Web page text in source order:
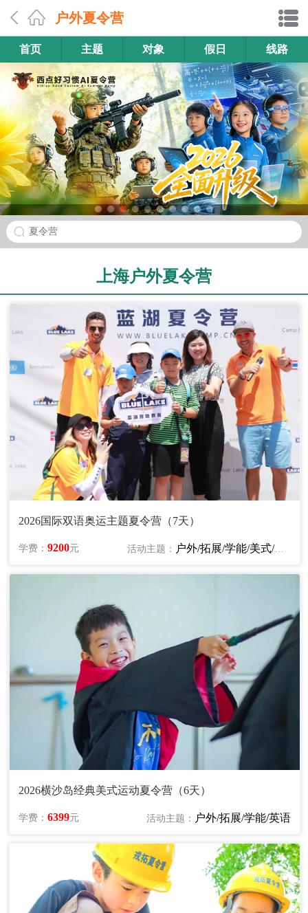
户外夏令营
首页 主题 对象 假日 线路
夏令营
上海户外夏令营
2026国际双语奥运主题夏令营（7天）
学费：9200元 活动主题： 户外/拓展/学能/美式/英语/艺术
2026横沙岛经典美式运动夏令营（6天）
学费：6399元 活动主题： 户外/拓展/学能/英语